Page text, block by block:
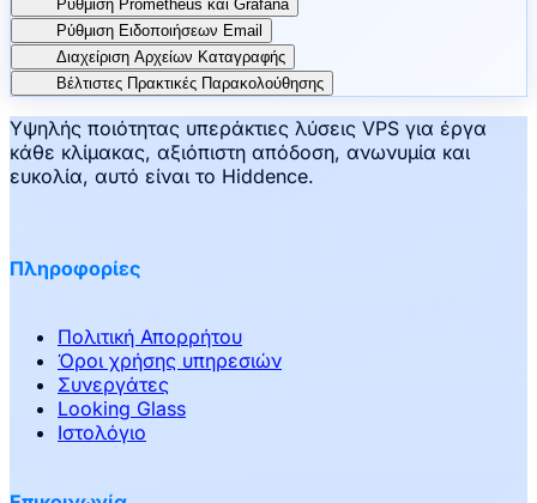
Ρύθμιση Prometheus και Grafana
Ρύθμιση Ειδοποιήσεων Email
Διαχείριση Αρχείων Καταγραφής
Βέλτιστες Πρακτικές Παρακολούθησης
Υψηλής ποιότητας υπεράκτιες λύσεις VPS για έργα
κάθε κλίμακας, αξιόπιστη απόδοση, ανωνυμία και
ευκολία, αυτό είναι το Hiddence.
Πληροφορίες
Πολιτική Απορρήτου
Όροι χρήσης υπηρεσιών
Συνεργάτες
Looking Glass
Ιστολόγιο